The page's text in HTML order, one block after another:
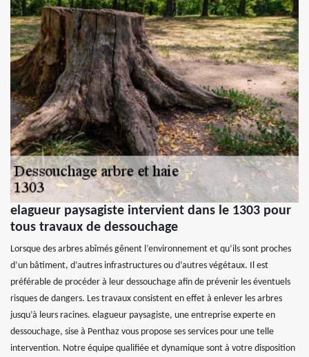
elagueur paysagiste intervient dans le 1303 pour
tous travaux de dessouchage
Lorsque des arbres abîmés gênent l’environnement et qu’ils sont proches
d’un bâtiment, d’autres infrastructures ou d’autres végétaux. Il est
préférable de procéder à leur dessouchage afin de prévenir les éventuels
risques de dangers. Les travaux consistent en effet à enlever les arbres
jusqu’à leurs racines. elagueur paysagiste, une entreprise experte en
dessouchage, sise à Penthaz vous propose ses services pour une telle
intervention. Notre équipe qualifiée et dynamique sont à votre disposition